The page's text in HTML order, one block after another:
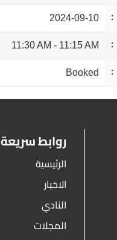
2024-09-10
11:15 AM
-
11:30 AM
Booked
روابط سريعة
الرئيسية
الاخبار
النادي
المجلات